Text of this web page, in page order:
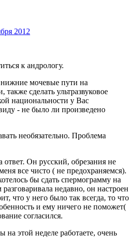
2012
к андрологу.
нижние мочевые пути на
сделать ультразвуковое
национальности у Вас
- не было ли произведено
необязательно. Проблема
ответ. Он русский, обрезания не
все чисто ( не предохраняемся).
бы сдать спермограмму на
недавно, он настроен
что у него было так всегда, то что
и ему ничего не поможет(
согласился.
этой неделе работаете, очень